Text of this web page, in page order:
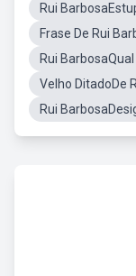
Rui
Frase De Rui
Rui
Velho DitadoDe
Rui